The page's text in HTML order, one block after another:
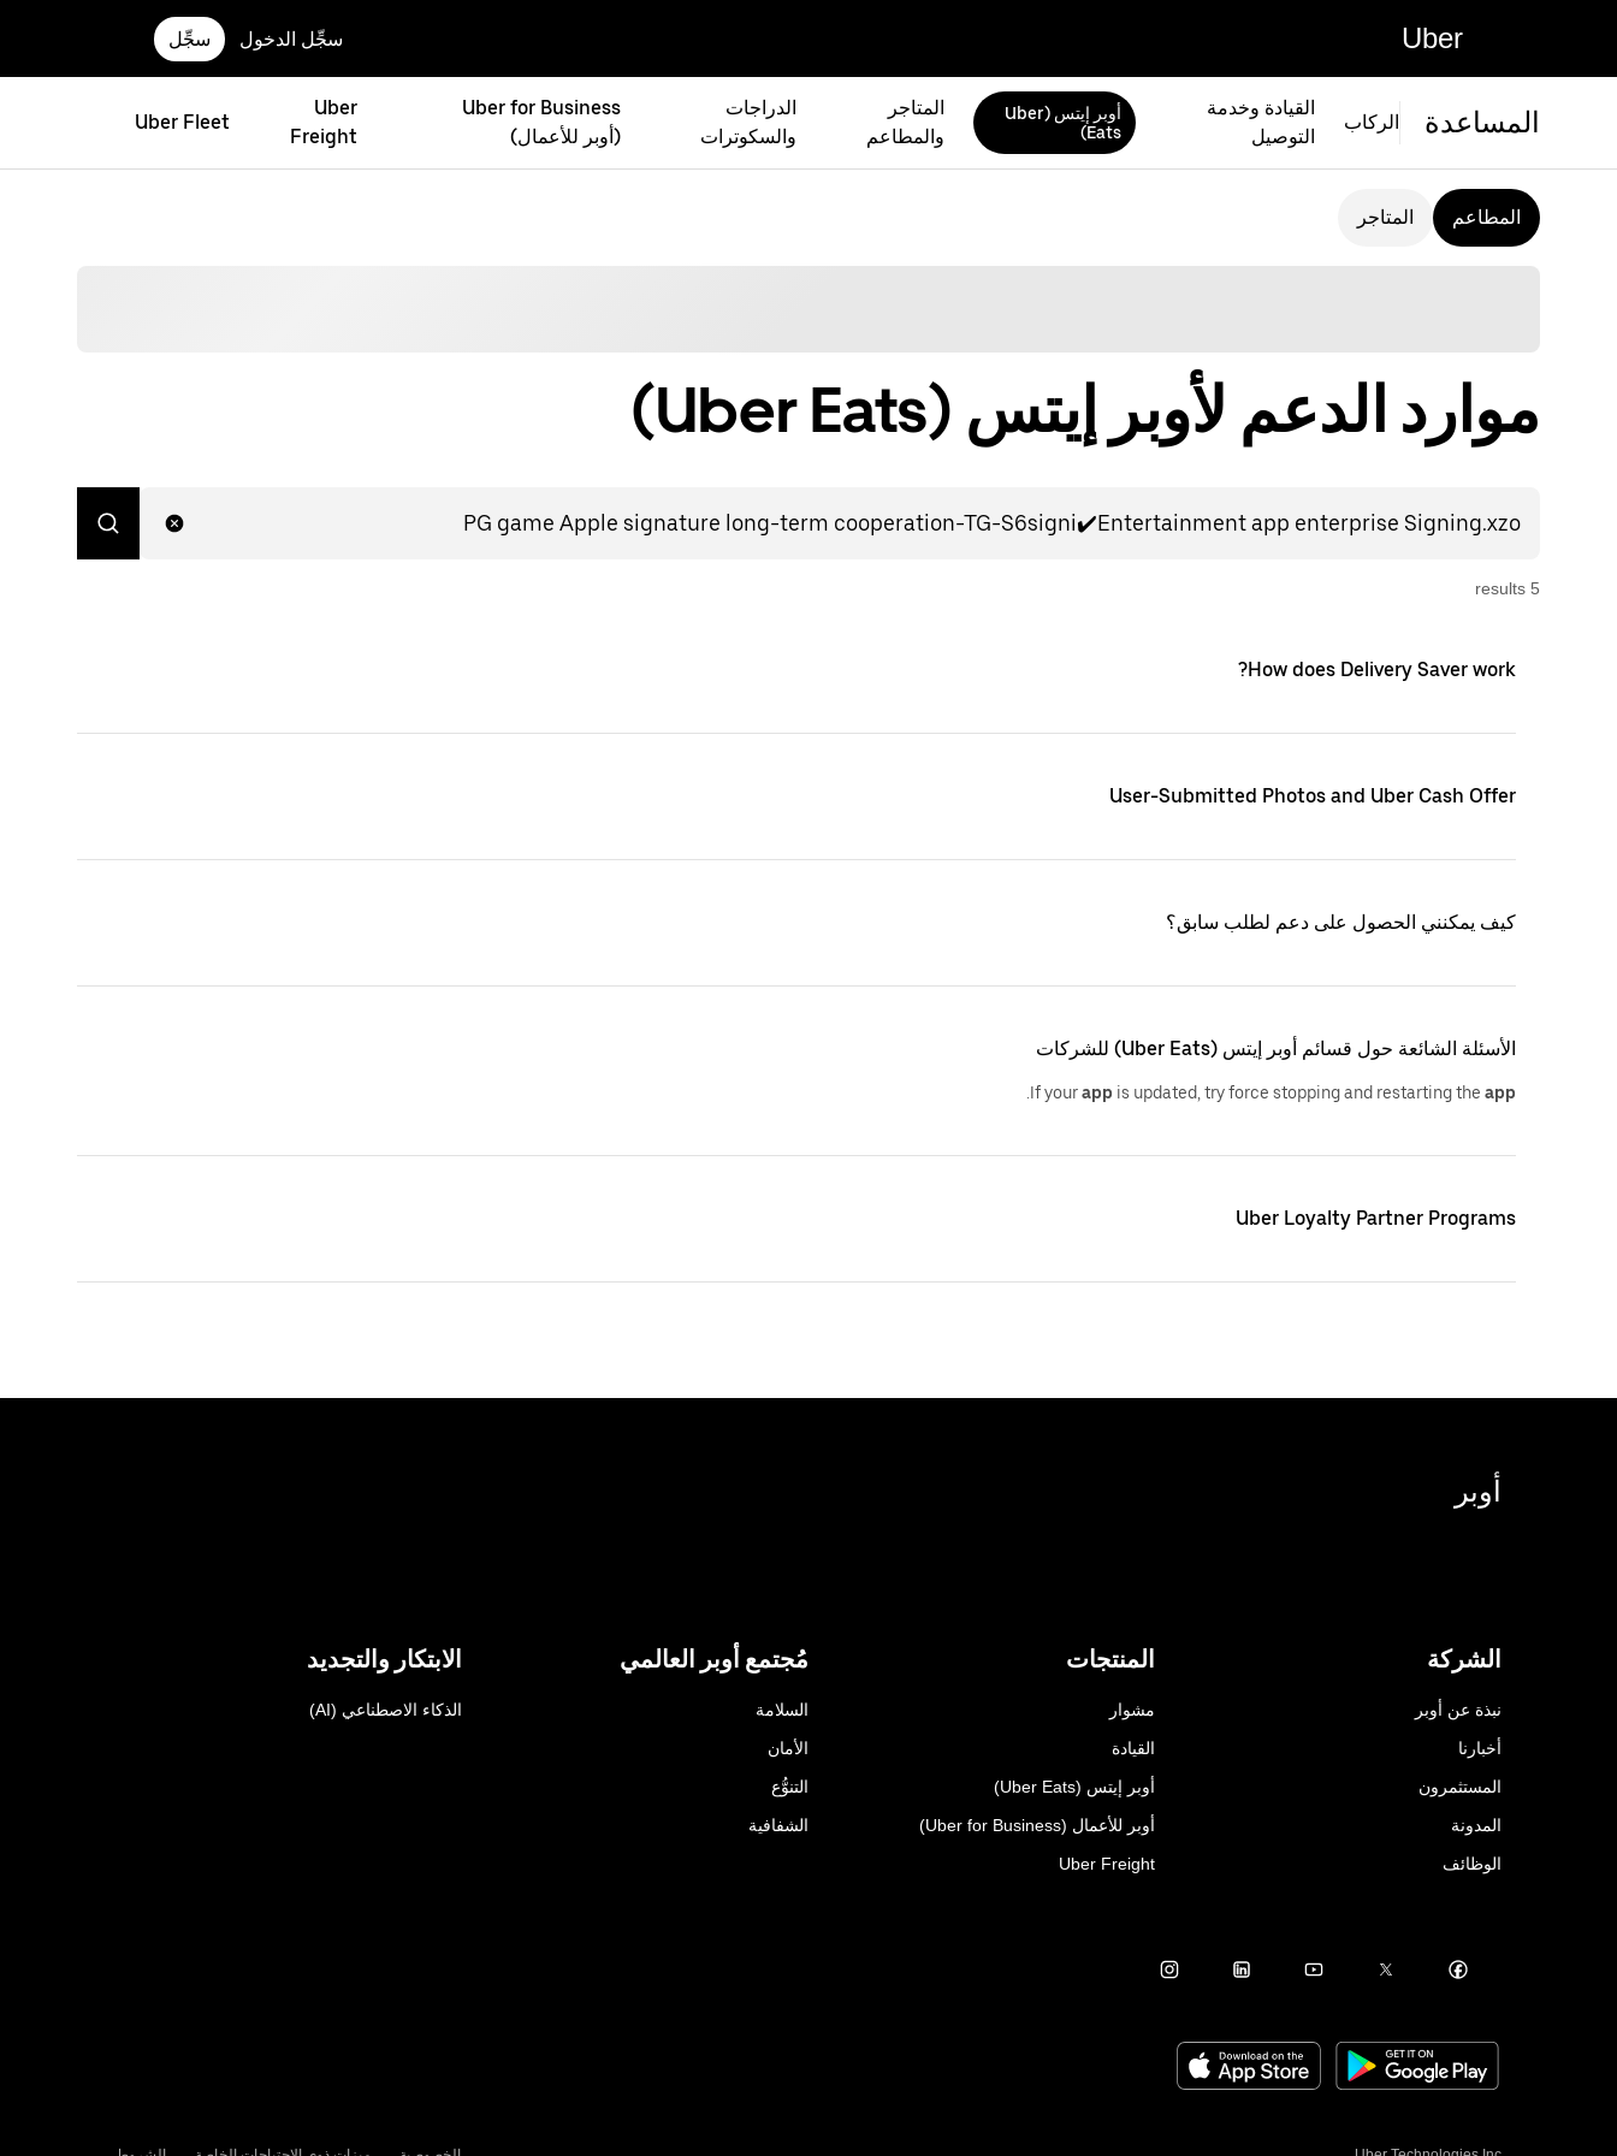
Uber سجِّل الدخول سجِّل
المساعدة الركاب
القيادة وخدمة
التوصيل
أوبر إيتس (Uber
Eats)
المتاجر
والمطاعم
الدراجات
والسكوترات
Uber for Business
(أوبر للأعمال)
Uber
Freight
Uber Fleet
المطاعم المتاجر
موارد الدعم لأوبر إيتس (Uber Eats)
5
s
How does Delivery Saver work?
User-Submitted Photos and Uber Cash Offer
كيف يمكنني الحصول على دعم لطلب سابق؟
الأسئلة الشائعة حول قسائم أوبر إيتس (Uber Eats) للشركات
If yourapp is updated, try force stopping and restarting the app
Uber Loyalty Partner Programs
أوبر
الشركة
نبذة عن أوبر
أخبارنا
المستثمرون
المدونة
الوظائف
المنتجات
مشوار
القيادة
أوبر إيتس (Uber Eats)
أوبر للأعمال (Uber for Business)
Uber Freight
مُجتمع أوبر العالمي
السلامة
الأمان
التنوُّع
الشفافية
الابتكار والتجديد
الذكاء الاصطناعي (AI)